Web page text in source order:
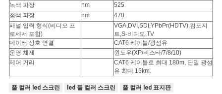
녹색 파장
nm
525
청색 파장
nm
470
패널 입력 형식(비디오 프
로세서 포함)
VGA,DVI,SDI,YPbPr(HDTV),컴포지
트,S-비디오,TV
데이터 상호 연결
CAT6 케이블/광섬유
운영 체제
윈도우(XP/비스타/7/8/10)
제어 거리
CAT6 케이블로 최대 180m, 단일 광섬
유 최대 15km.
풀 컬러 led 스크린 led 풀 컬러 스크린 풀 컬러 led 표지판